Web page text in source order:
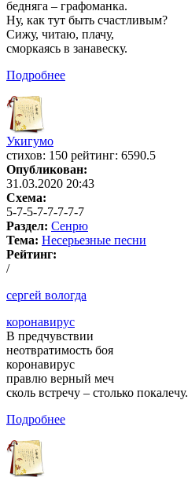
бедняга – графоманка.
Ну, как тут быть счастливым?
Сижу, читаю, плачу,
сморкаясь в занавеску.
Подробнее
Укигумо
cтихов: 150 рейтинг: 6590.5
Опубликован:
31.03.2020 20:43
Схема:
5-7-5-7-7-7-7-7
Раздел: Сенрю
Тема: Несерьезные песни
Рейтинг:
/
сергей вологда
коронавирус
В предчувствии
неотвратимость боя
коронавирус
правлю верный меч
сколь встречу – столько покалечу.
Подробнее